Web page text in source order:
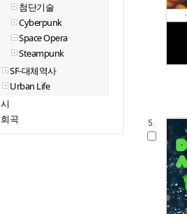
첨단기술
Cyberpunk
Space Opera
Steampunk
SF-대체역사
Urban Life
시
희곡
5.